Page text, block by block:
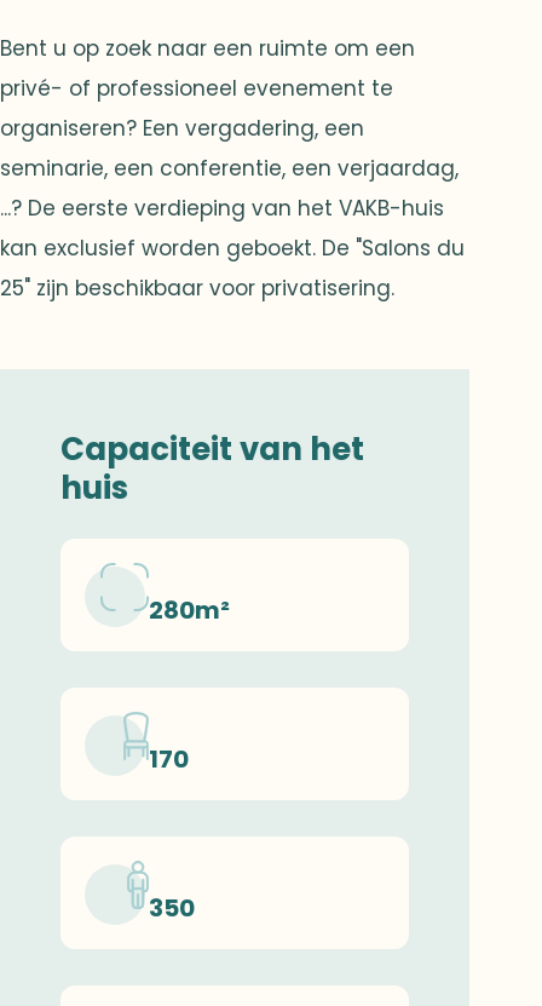
Bent u op zoek naar een ruimte om een
privé- of professioneel evenement te
organiseren? Een vergadering, een
seminarie, een conferentie, een verjaardag,
...? De eerste verdieping van het VAKB-huis
kan exclusief worden geboekt. De "Salons du
25" zijn beschikbaar voor privatisering.
Capaciteit van het
huis
280m²
170
350